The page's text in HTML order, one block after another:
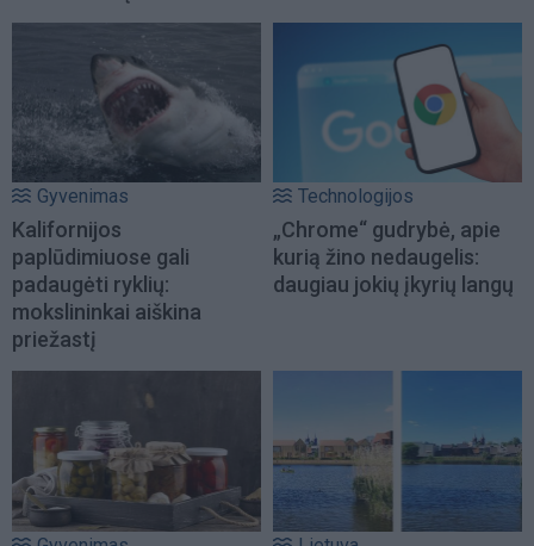
Gyvenimas
Kalifornijos
paplūdimiuose gali
padaugėti ryklių:
mokslininkai aiškina
priežastį
Technologijos
„Chrome“ gudrybė, apie
kurią žino nedaugelis:
daugiau jokių įkyrių langų